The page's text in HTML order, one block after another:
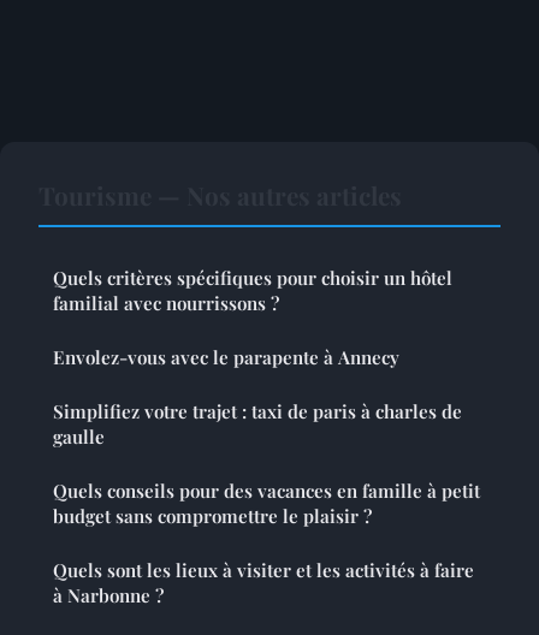
Quels critères spécifiques pour choisir un hôtel
familial avec nourrissons ?
Envolez-vous avec le parapente à Annecy
Simplifiez votre trajet : taxi de paris à charles de
gaulle
Quels conseils pour des vacances en famille à petit
budget sans compromettre le plaisir ?
Quels sont les lieux à visiter et les activités à faire
à Narbonne ?